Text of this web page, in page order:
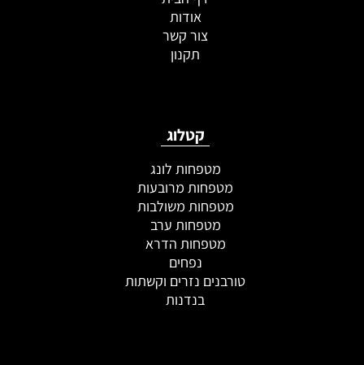
אודות
צור קשר
תקנון
קטלוג
מטפחות לונג
מטפחות מרובעות
מטפחות משולבות
מטפחות ערב
מטפחות הדרא
נפחים
טורבנים נזרים וקשתות
בנדנות